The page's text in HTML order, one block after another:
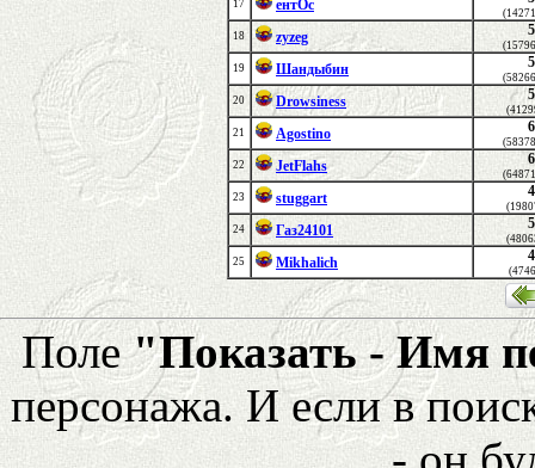
17
ентОс
18
zyzeg
19
Шандыбин
20
Drowsiness
21
Agostino
22
JetFlahs
23
stuggart
24
Газ24101
25
Mikhalich
Поле"Показать - Имя
персонажа. И если в